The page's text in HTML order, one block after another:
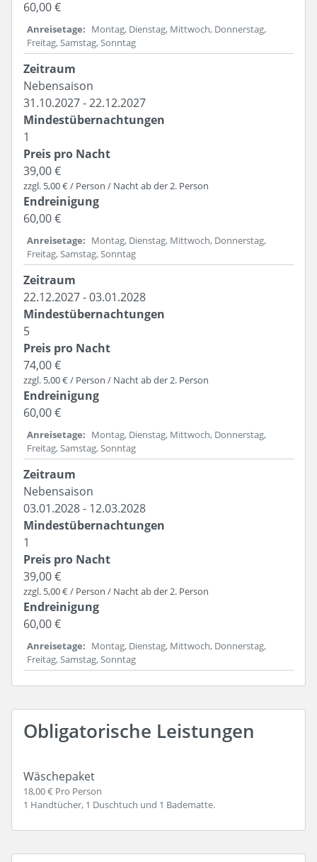
60,00 €
Anreisetage
Montag, Dienstag, Mittwoch, Donnerstag,
Freitag, Samstag, Sonntag
Nebensaison
31.10.2027 - 22.12.2027
1
39,00 €
zzgl. 5,00 € / Person / Nacht ab der 2. Person
60,00 €
Anreisetage
Montag, Dienstag, Mittwoch, Donnerstag,
Freitag, Samstag, Sonntag
22.12.2027 - 03.01.2028
5
74,00 €
zzgl. 5,00 € / Person / Nacht ab der 2. Person
60,00 €
Anreisetage
Montag, Dienstag, Mittwoch, Donnerstag,
Freitag, Samstag, Sonntag
Nebensaison
03.01.2028 - 12.03.2028
1
39,00 €
zzgl. 5,00 € / Person / Nacht ab der 2. Person
60,00 €
Anreisetage
Montag, Dienstag, Mittwoch, Donnerstag,
Freitag, Samstag, Sonntag
Obligatorische Leistungen
Wäschepaket
18,00 € Pro Person
1 Handtücher, 1 Duschtuch und 1 Badematte.